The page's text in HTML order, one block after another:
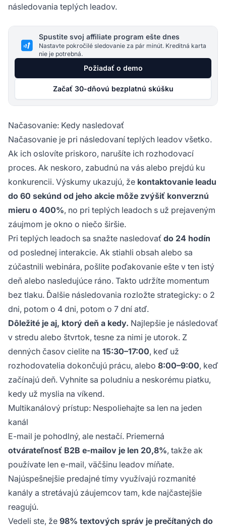
následovania teplých leadov.
Spustite svoj affiliate program ešte dnes
Nastavte pokročilé sledovanie za pár minút. Kreditná karta
nie je potrebná.
Požiadať o demo
Začať 30-dňovú bezplatnú skúšku
Načasovanie: Kedy nasledovať
Načasovanie je pri následovaní teplých leadov všetko.
Ak ich oslovíte priskoro, narušíte ich rozhodovací
proces. Ak neskoro, zabudnú na vás alebo prejdú ku
konkurencii. Výskumy ukazujú, že kontaktovanie leadu
do 60 sekúnd od jeho akcie môže zvýšiť konverznú
mieru o 400%, no pri teplých leadoch s už prejaveným
záujmom je okno o niečo širšie.
Pri teplých leadoch sa snažte nasledovať do 24 hodín
od poslednej interakcie. Ak stiahli obsah alebo sa
zúčastnili webinára, pošlite poďakovanie ešte v ten istý
deň alebo nasledujúce ráno. Takto udržíte momentum
bez tlaku. Ďalšie následovania rozložte strategicky: o 2
dni, potom o 4 dni, potom o 7 dní atď.
Dôležité je aj, ktorý deň a kedy. Najlepšie je následovať
v stredu alebo štvrtok, tesne za nimi je utorok. Z
denných časov cielite na 15:30–17:00, keď už
rozhodovatelia dokončujú prácu, alebo 8:00–9:00, keď
začínajú deň. Vyhnite sa poludniu a neskorému piatku,
kedy už myslia na víkend.
Multikanálový prístup: Nespoliehajte sa len na jeden
kanál
E-mail je pohodlný, ale nestačí. Priemerná
otvárateľnosť B2B e-mailov je len 20,8%, takže ak
používate len e-mail, väčšinu leadov míňate.
Najúspešnejšie predajné tímy využívajú rozmanité
kanály a stretávajú záujemcov tam, kde najčastejšie
reagujú.
Vedeli ste, že 98% textových správ je prečítaných do